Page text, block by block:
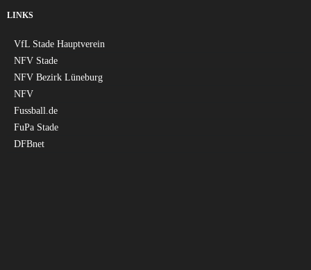
LINKS
VfL Stade Hauptverein
NFV Stade
NFV Bezirk Lüneburg
NFV
Fussball.de
FuPa Stade
DFBnet